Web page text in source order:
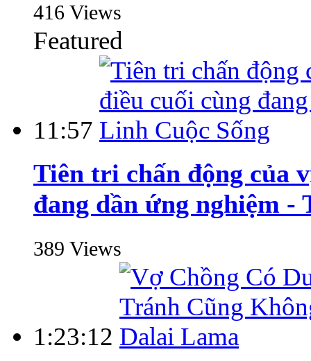
416 Views
Featured
11:57
Tiên tri chấn động của
đang dần ứng nghiệm -
389 Views
1:23:12